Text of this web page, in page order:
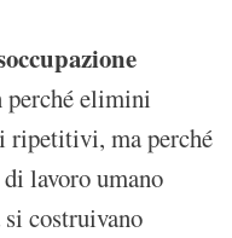
perché elimini
ripetitivi, ma perché
lavoro umano
costruivano